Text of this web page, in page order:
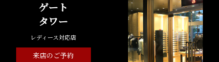
ゲート
タワー
レディース対応店
来店のご予約